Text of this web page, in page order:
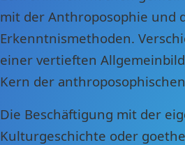
mit der Anthroposophie und
Erkenntnismethoden.
einer vertieften
Kern der
Die Beschäftigung mit der
Kulturgeschichte oder